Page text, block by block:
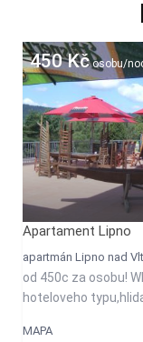
450 Kčosobu/
Apartament Lipno
apartmán Lipno nad
od 450c za osobu!
hoteloveho
MAPA